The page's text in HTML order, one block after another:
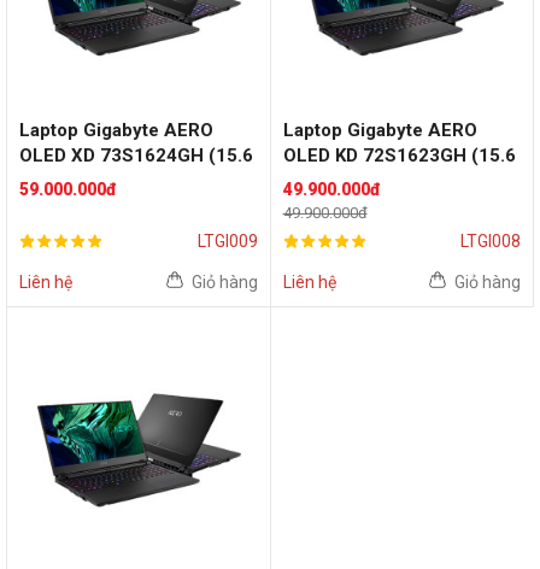
Laptop Gigabyte AERO
OLED XD 73S1624GH (15.6
inch UHD | i7 11800H | RTX
1TB | Win 10 | Black)
59.000.000đ
LTGI009
Liên hệ Giỏ hàng
Laptop Gigabyte AERO
OLED KD 72S1623GH (15.6
inch UHD | i7 11800H | RTX
3060 | RAM 16GB | SSD
512GB | Win 10 | Black)
49.900.000đ
49.900.000đ
LTGI008
Liên hệ Giỏ hàng